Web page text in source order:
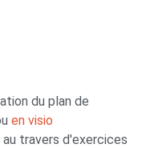
du plan de
en visio
au travers d'exercices